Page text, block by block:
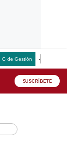
G de Gestión
SUSCRÍBETE